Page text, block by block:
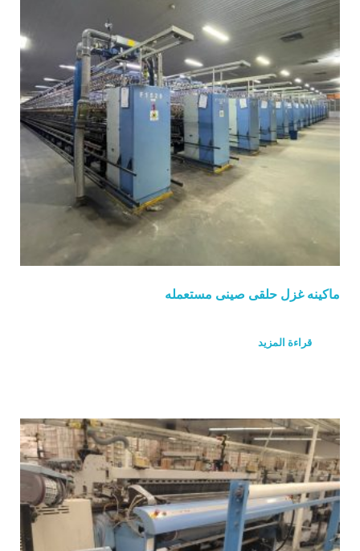
ماكينه غزل حلقى صينى مستعمله
قراءة المزيد